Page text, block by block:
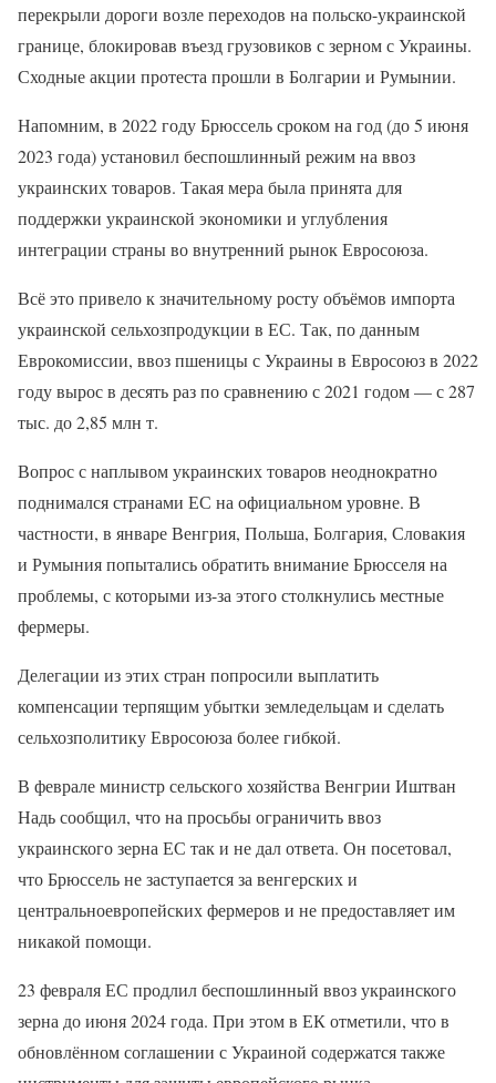
перекрыли дороги возле переходов на польско-украинской
границе, блокировав въезд грузовиков с зерном с Украины.
Сходные акции протеста прошли в Болгарии и Румынии.
Напомним, в 2022 году Брюссель сроком на год (до 5 июня
2023 года) установил беспошлинный режим на ввоз
украинских товаров. Такая мера была принята для
поддержки украинской экономики и углубления
интеграции страны во внутренний рынок Евросоюза.
Всё это привело к значительному росту объёмов импорта
украинской сельхозпродукции в ЕС. Так, по данным
Еврокомиссии, ввоз пшеницы с Украины в Евросоюз в 2022
году вырос в десять раз по сравнению с 2021 годом — с 287
тыс. до 2,85 млн т.
Вопрос с наплывом украинских товаров неоднократно
поднимался странами ЕС на официальном уровне. В
частности, в январе Венгрия, Польша, Болгария, Словакия
и Румыния попытались обратить внимание Брюсселя на
проблемы, с которыми из-за этого столкнулись местные
фермеры.
Делегации из этих стран попросили выплатить
компенсации терпящим убытки земледельцам и сделать
сельхозполитику Евросоюза более гибкой.
В феврале министр сельского хозяйства Венгрии Иштван
Надь сообщил, что на просьбы ограничить ввоз
украинского зерна ЕС так и не дал ответа. Он посетовал,
что Брюссель не заступается за венгерских и
центральноевропейских фермеров и не предоставляет им
никакой помощи.
23 февраля ЕС продлил беспошлинный ввоз украинского
зерна до июня 2024 года. При этом в ЕК отметили, что в
обновлённом соглашении с Украиной содержатся также